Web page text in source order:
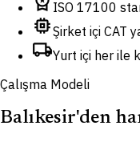
ISO 17100
memoryŞirket içi CAT
local_shippingYurt içi her ile
Çalışma Modeli
Balıkesir'den